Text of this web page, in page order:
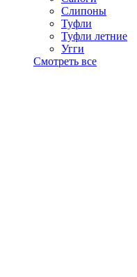
Слипоны
Туфли
Туфли летние
Угги
Смотреть все